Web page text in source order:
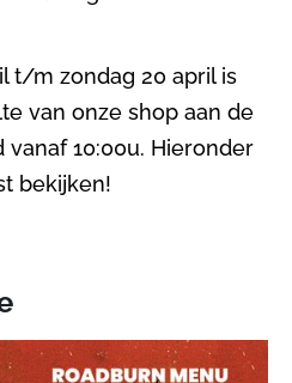
t/m zondag 20 april is
van onze shop aan de
10:00u. Hieronder
bekijken!